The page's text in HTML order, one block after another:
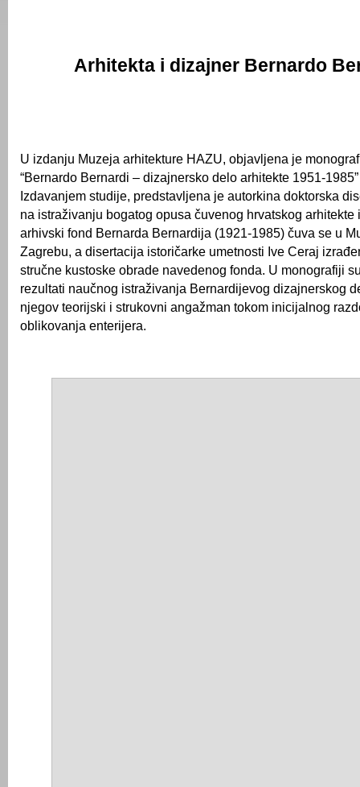
Arhitekta i dizajner Bernardo
U izdanju Muzeja arhitekture HAZU, objavljena je
“Bernardo Bernardi – dizajnersko delo arhitekte 1951-
Izdavanjem studije, predstavljena je autorkina doktorska
na istraživanju bogatog opusa čuvenog hrvatskog arhitekte
arhivski fond Bernarda Bernardija (1921-1985) čuva se u
Zagrebu, a disertacija istoričarke umetnosti Ive Ceraj
stručne kustoske obrade navedenog fonda. U monografiji
rezultati naučnog istraživanja Bernardijevog dizajnerskog
njegov teorijski i strukovni angažman tokom inicijalnog
oblikovanja enterijera.